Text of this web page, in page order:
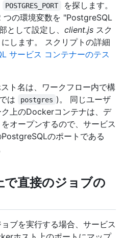
POSTGRES_PORT
を探します。
つの環境変数を "PostgreSQL
として設定し、 client.js スク
します。 スクリプトの詳細
サービス コンテナーのテス
ト名は、ワークフロー内で構
は
postgres )。 同じユーザ
上のDockerコンテナは、デ
オープンするので、サービス
のポートである
直接のジョブの
ブを実行する場合、サービス